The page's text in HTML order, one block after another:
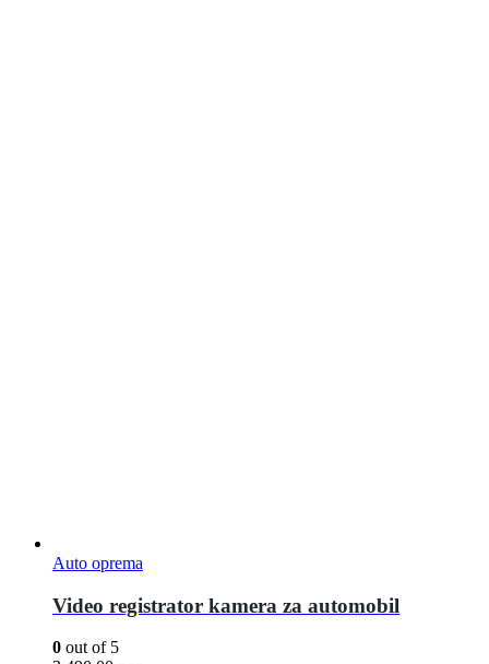
Auto oprema
Video registrator kamera za automobil
0 out of 5